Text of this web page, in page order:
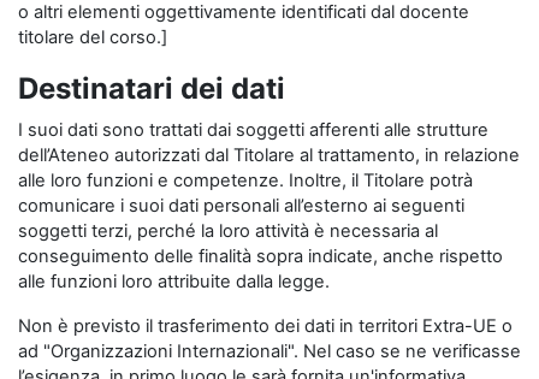
o altri elementi oggettivamente identificati dal docente
titolare del corso.]
Destinatari dei dati
I suoi dati sono trattati dai soggetti afferenti alle strutture
dell’Ateneo autorizzati dal Titolare al trattamento, in relazione
alle loro funzioni e competenze. Inoltre, il Titolare potrà
comunicare i suoi dati personali all’esterno ai seguenti
soggetti terzi, perché la loro attività è necessaria al
conseguimento delle finalità sopra indicate, anche rispetto
alle funzioni loro attribuite dalla legge.
Non è previsto il trasferimento dei dati in territori Extra-UE o
ad "Organizzazioni Internazionali". Nel caso se ne verificasse